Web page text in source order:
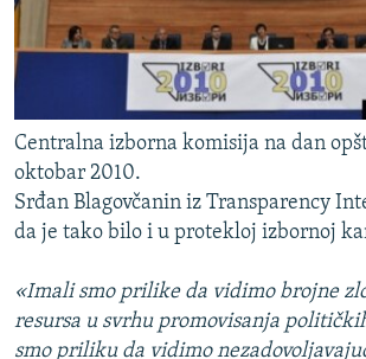
Centralna izborna komisija na dan
oktobar 2010.
Srđan Blagovčanin iz Transparency
da je tako bilo i u protekloj izbornoj
«Imali smo prilike da vidimo brojne
resursa u svrhu promovisanja
smo priliku da vidimo